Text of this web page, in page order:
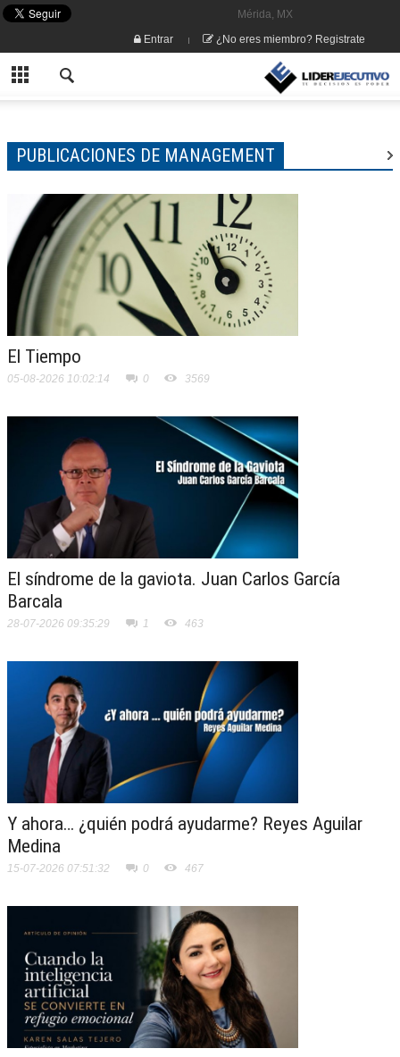
Mérida, MX
Entrar
¿No eres miembro? Registrate
PUBLICACIONES DE MANAGEMENT
El Tiempo
05-08-2026 10:02:14 0 3569
El síndrome de la gaviota. Juan Carlos García
Barcala
28-07-2026 09:35:29 1 463
Y ahora… ¿quién podrá ayudarme? Reyes Aguilar
Medina
15-07-2026 07:51:32 0 467